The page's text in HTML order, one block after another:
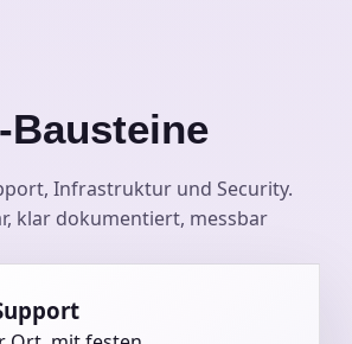
Bausteine
Infrastruktur und Security.
klar dokumentiert, messbar